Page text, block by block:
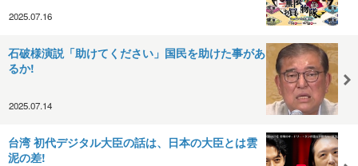
2025.07.16
石破様演説「助けてください」国民を助けた事があ
るか!
2025.07.14
台湾 初代デジタル大臣の話は、日本の大臣とは雲
泥の差!